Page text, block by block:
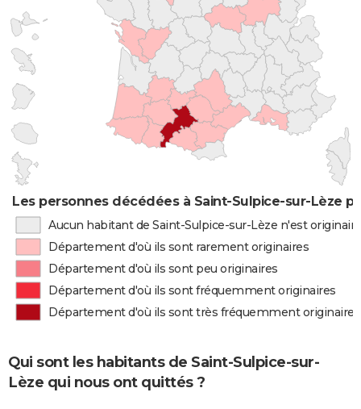
Les personnes décédées à Saint-Sulpice-sur-Lèze
Aucun habitant de Saint-Sulpice-sur-Lèze n'est
Département d'où ils sont rarement originaires
Département d'où ils sont peu originaires
Département d'où ils sont fréquemment originaires
Département d'où ils sont très fréquemment originaires
Qui sont les habitants de Saint-Sulpice-sur-
Lèze qui nous ont quittés ?